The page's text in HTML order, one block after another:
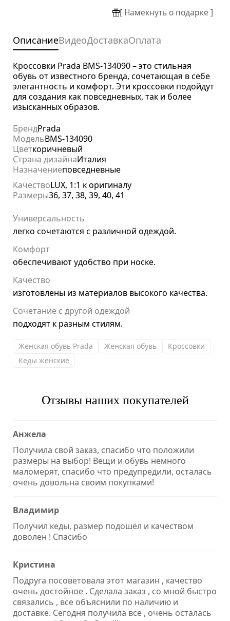
[ Намекнуть о подарке ]
ОписаниеВидеоДоставкаОплата
Кроссовки Prada BMS-134090 – это стильная
обувь от известного бренда, сочетающая в себе
элегантность и комфорт. Эти кроссовки подойдут
для создания как повседневных, так и более
изысканных образов.
БрендPrada
МодельBMS-134090
Цветкоричневый
Страна дизайнаИталия
Назначениеповседневные
КачествоLUX, 1:1 к оригиналу
Размеры36, 37, 38, 39, 40, 41
Универсальность
легко сочетаются с различной одеждой.
Комфорт
обеспечивают удобство при носке.
Качество
изготовлены из материалов высокого качества.
Сочетание с другой одеждой
подходят к разным стилям.
Женская обувь Prada Женская обувь
Кроссовки
Кеды женские
Отзывы наших покупателей
Анжела
Получила свой заказ, спасибо что положили
размеры на выбор! Вещи и обувь немного
маломерят, спасибо что предупредили, осталась
очень довольна своим покупками!
Владимир
Получил кеды, размер подошёл и качеством
доволен ! Спасибо
Кристина
Подруга посоветовала этот магазин , качество
очень достойное . Сделала заказ , со мной быстро
связались , все объяснили по наличию и
доставке. Сегодня получила все , очень осталась